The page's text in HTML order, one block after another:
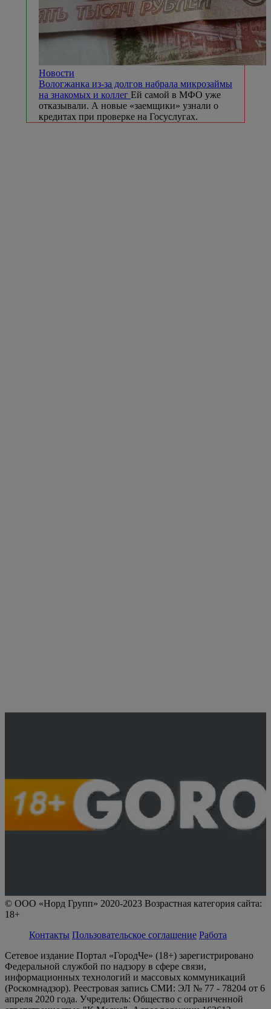
Новости
Вологжанка из-за долгов набрала микрозаймы
на знакомых и коллег Ей самой в МФО уже
отказывали. А новые «заемщики» узнали о
кредитах при проверке на Госуслугах.
© ООО «Норд Групп» 2020-2023 Возрастная категория сайта:
18+
Контакты Пользовательское соглашение Работа
Сетевое издание Портал «ГородЧе» (18+) зарегистрировано
Федеральной службой по надзору в сфере связи,
информационных технологий и массовых коммуникаций
(Роскомнадзор). Реестровая запись СМИ: ЭЛ № 77 - 78204 от 6
апреля 2020 года. Учредитель: Общество с ограниченной